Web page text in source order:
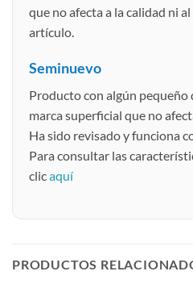
que no afecta a la calidad ni
artículo.
Seminuevo
Producto con algún
marca superficial que no
Ha sido revisado y funciona
Para consultar las
clicaquí
PRODUCTOS